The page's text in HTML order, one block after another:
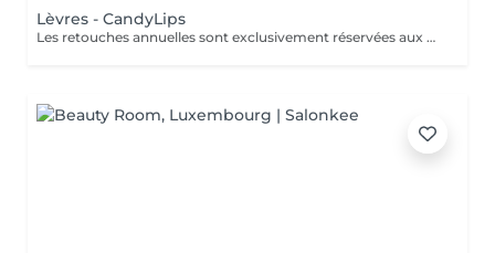
Lèvres - CandyLips
Les retouches annuelles sont exclusivement réservées aux clientes ayant fait la création sourcils dans notre centre.